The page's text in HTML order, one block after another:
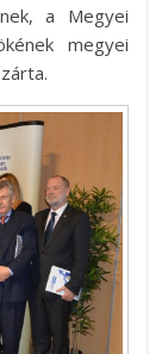
a Megyei
megyei